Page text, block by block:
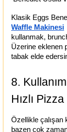
Klasik Eggs
Waffle Makinesi
kullanmak,
Üzerine eklenen
tabak elde
8.
Hızlı
Özellikle çalışan
bazen çok